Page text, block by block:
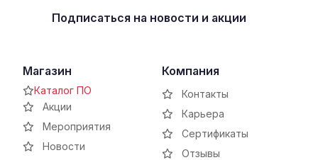
Подписаться на новости и акции
Магазин
Каталог ПО
Акции
Мероприятия
Новости
Компания
Контакты
Карьера
Сертификаты
Отзывы